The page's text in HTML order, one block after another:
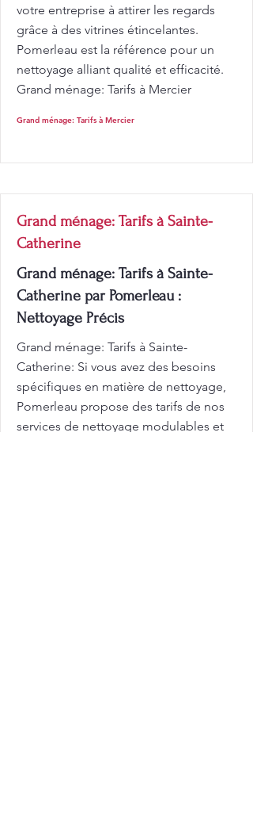
votre entreprise à attirer les regards
grâce à des vitrines étincelantes.
Pomerleau est la référence pour un
nettoyage alliant qualité et efficacité.
Grand ménage: Tarifs à Mercier
Grand ménage: Tarifs à Mercier
Grand ménage: Tarifs à Sainte-
Catherine
Grand ménage: Tarifs à Sainte-
Catherine par Pomerleau :
Nettoyage Précis
Grand ménage: Tarifs à Sainte-
Catherine: Si vous avez des besoins
spécifiques en matière de nettoyage,
Pomerleau propose des tarifs de nos
services de nettoyage modulables et